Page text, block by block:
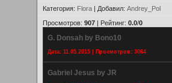
Категория: Flora | Добавил: Andrey_Pol
Просмотров: 907 | Рейтинг: 0.0/0
G. Donsah by Bono10
Дата: 11.05.2015 | Просмотров: 3064
Gabriel Jesus by JR